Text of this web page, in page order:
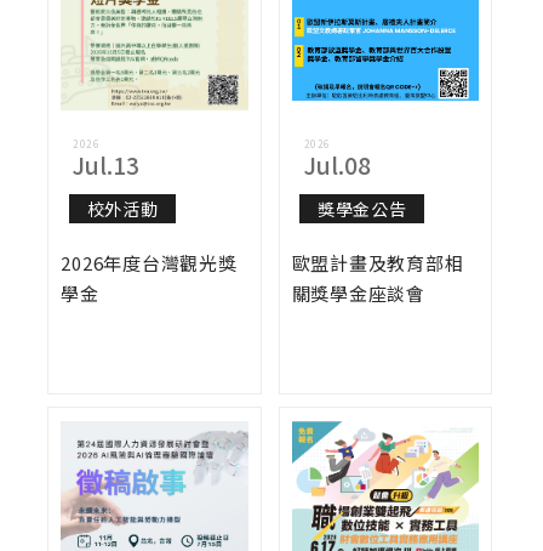
實習與徵才
獎學金公告
招生公告
2026
Jul.13
校外活動
2026年度台灣觀光獎
學金
2026
Jul.08
獎學金公告
歐盟計畫及教育部相
關獎學金座談會